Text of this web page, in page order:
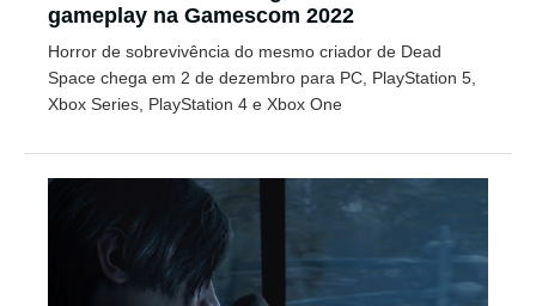
gameplay na Gamescom 2022
Horror de sobrevivência do mesmo criador de Dead
Space chega em 2 de dezembro para PC, PlayStation 5,
Xbox Series, PlayStation 4 e Xbox One